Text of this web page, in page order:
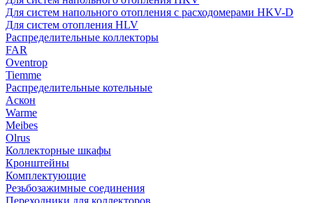
Для систем напольного отопления с расходомерами HKV-D
Для систем отопления HLV
Распределительные коллекторы
FAR
Oventrop
Tiemme
Распределительные котельные
Аскон
Warme
Meibes
Olrus
Коллекторные шкафы
Кронштейны
Комплектующие
Резьбозажимные соединения
Переходники для коллекторов